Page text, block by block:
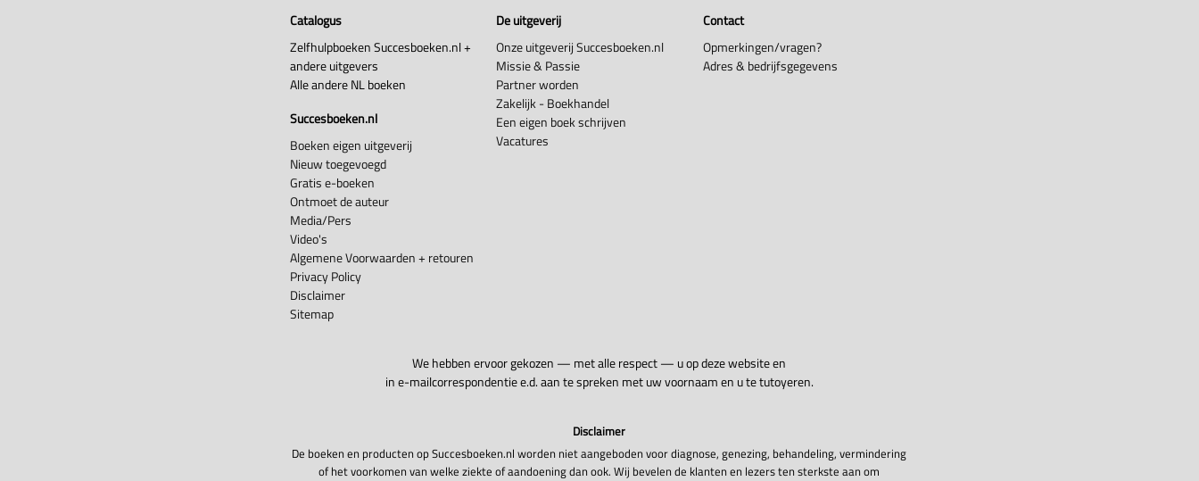
Catalogus
Zelfhulpboeken Succesboeken.nl +
andere uitgevers
Alle andere NL boeken
Succesboeken.nl
Boeken eigen uitgeverij
Nieuw toegevoegd
Gratis e-boeken
Ontmoet de auteur
Media/Pers
Video's
Algemene Voorwaarden + retouren
Privacy Policy
Disclaimer
Sitemap
De uitgeverij
Onze uitgeverij Succesboeken.nl
Missie & Passie
Partner worden
Zakelijk - Boekhandel
Een eigen boek schrijven
Vacatures
Contact
Opmerkingen/vragen?
Adres & bedrijfsgegevens
We hebben ervoor gekozen — met alle respect — u op deze website en
in e-mailcorrespondentie e.d. aan te spreken met uw voornaam en u te tutoyeren.
Disclaimer
De boeken en producten op Succesboeken.nl worden niet aangeboden voor diagnose, genezing, behandeling, vermindering
of het voorkomen van welke ziekte of aandoening dan ook. Wij bevelen de klanten en lezers ten sterkste aan om